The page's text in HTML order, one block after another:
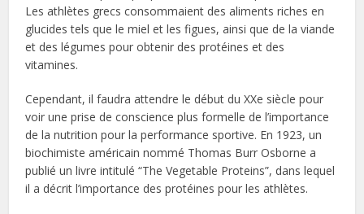
Les athlètes grecs consommaient des aliments riches en
glucides tels que le miel et les figues, ainsi que de la viande
et des légumes pour obtenir des protéines et des
vitamines.
Cependant, il faudra attendre le début du XXe siècle pour
voir une prise de conscience plus formelle de l’importance
de la nutrition pour la performance sportive. En 1923, un
biochimiste américain nommé Thomas Burr Osborne a
publié un livre intitulé “The Vegetable Proteins”, dans lequel
il a décrit l’importance des protéines pour les athlètes.